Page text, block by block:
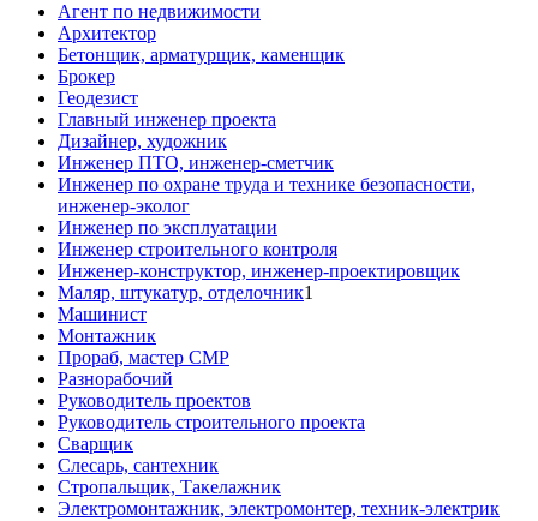
Агент по недвижимости
Архитектор
Бетонщик, арматурщик, каменщик
Брокер
Геодезист
Главный инженер проекта
Дизайнер, художник
Инженер ПТО, инженер-сметчик
Инженер по охране труда и технике безопасности,
инженер-эколог
Инженер по эксплуатации
Инженер строительного контроля
Инженер-конструктор, инженер-проектировщик
Маляр, штукатур, отделочник1
Машинист
Монтажник
Прораб, мастер СМР
Разнорабочий
Руководитель проектов
Руководитель строительного проекта
Сварщик
Слесарь, сантехник
Стропальщик, Такелажник
Электромонтажник, электромонтер, техник-электрик